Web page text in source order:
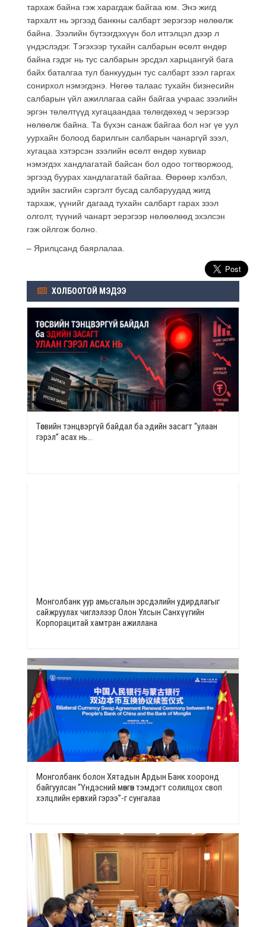
тархаж байна гэж харагдаж байгаа юм. Энэ жигд
тархалт нь эргээд банкны салбарт эерэгээр нөлөөлж
байна. Зээлийн бүтээгдэхүүн бол итгэлцэл дээр л
үндэслэдэг. Тэгэхээр тухайн салбарын өсөлт өндөр
байна гэдэг нь тус салбарын эрсдэл харьцангуй бага
байх баталгаа тул банкуудын тус салбарт зээл гаргах
сонирхол нэмэгдэнэ. Нөгөө талаас тухайн бизнесийн
салбарын үйл ажиллагаа сайн байгаа учраас зээлийн
эргэн төлөлтүүд хугацаандаа төлөгдөхөд ч эерэгээр
нөлөөлж байна. Та бүхэн санаж байгаа бол нэг үе уул
уурхайн болоод барилгын салбарын чанаргүй зээл,
хугацаа хэтэрсэн зээлийн өсөлт өндөр хувиар
нэмэгдэх хандлагатай байсан бол одоо тогтворжоод,
эргээд буурах хандлагатай байгаа. Өөрөөр хэлбэл,
эдийн засгийн сэргэлт бусад салбаруудад жигд
тархаж, үүнийг дагаад тухайн салбарт гарах зээл
олголт, түүний чанарт эерэгээр нөлөөлөөд эхэлсэн
гэж ойлгож болно.
– Ярилцсанд баярлалаа.
ХОЛБООТОЙ МЭДЭЭ
Төсвийн тэнцвэргүй байдал ба эдийн засагт “улаан
гэрэл” асах нь…
Монголбанк уур амьсгалын эрсдэлийн удирдлагыг
сайжруулах чиглэлээр Олон Улсын Санхүүгийн
Корпорацитай хамтран ажиллана
Монголбанк болон Хятадын Ардын Банк хооронд
байгуулсан “Үндэсний мөнгөн тэмдэгт солилцох своп
хэлцлийн ерөнхий гэрээ”-г сунгалаа